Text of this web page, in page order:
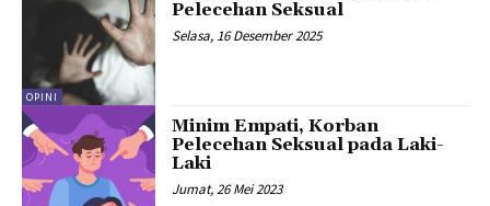
OPINI
Pelecehan Seksual
Selasa, 16 Desember 2025
Minim Empati, Korban
Pelecehan Seksual pada Laki-
Laki
Jumat, 26 Mei 2023